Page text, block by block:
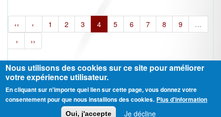
‹‹ ‹ 1 2 3 4 5 6 7 8 9
…
›
››
Ⓒ CGT Fédération THCB - Tous les droits réservés - Mentions légales
Contactez-nous
Nous utilisons des cookies sur ce site pour améliorer
votre expérience utilisateur.
En cliquant sur n'importe quel lien sur cette page, vous donnez votre
consentement pour que nous installions des cookies. Plus d'information
Oui, j'accepte Je décline